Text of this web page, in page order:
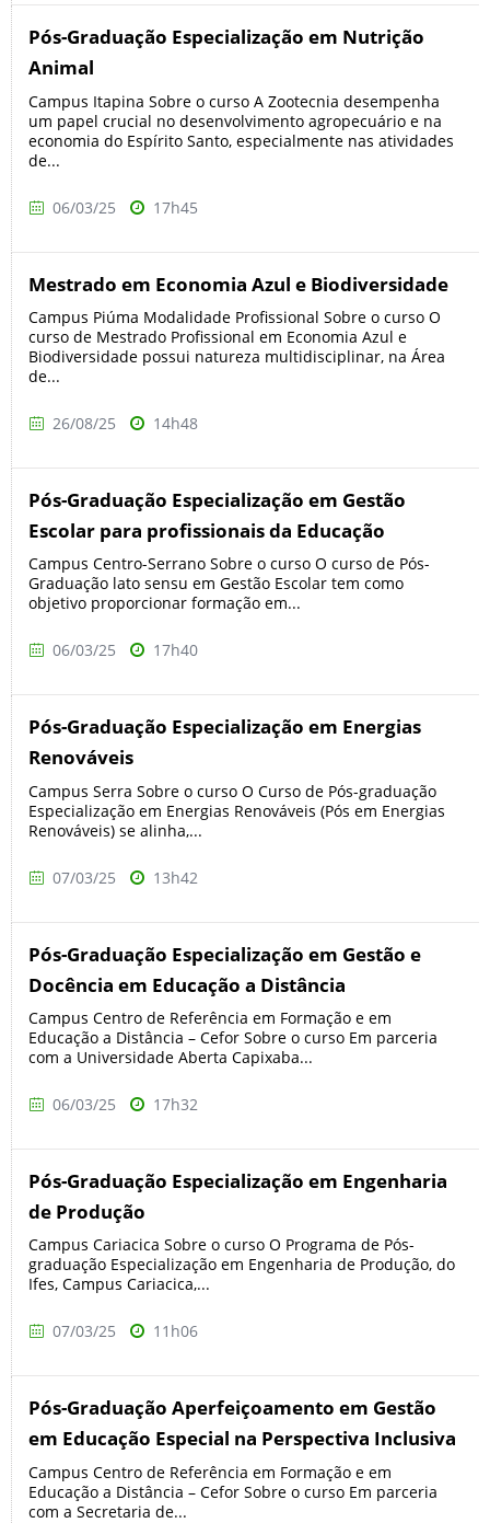
Pós-Graduação Especialização em Nutrição
Animal
Campus Itapina Sobre o curso A Zootecnia desempenha
um papel crucial no desenvolvimento agropecuário e na
economia do Espírito Santo, especialmente nas atividades
de...
06/03/25 17h45
Mestrado em Economia Azul e Biodiversidade
Campus Piúma Modalidade Profissional Sobre o curso O
curso de Mestrado Profissional em Economia Azul e
Biodiversidade possui natureza multidisciplinar, na Área
de...
26/08/25 14h48
Pós-Graduação Especialização em Gestão
Escolar para profissionais da Educação
Campus Centro-Serrano Sobre o curso O curso de Pós-
Graduação lato sensu em Gestão Escolar tem como
objetivo proporcionar formação em...
06/03/25 17h40
Pós-Graduação Especialização em Energias
Renováveis
Campus Serra Sobre o curso O Curso de Pós-graduação
Especialização em Energias Renováveis (Pós em Energias
Renováveis) se alinha,...
07/03/25 13h42
Pós-Graduação Especialização em Gestão e
Docência em Educação a Distância
Campus Centro de Referência em Formação e em
Educação a Distância – Cefor Sobre o curso Em parceria
com a Universidade Aberta Capixaba...
06/03/25 17h32
Pós-Graduação Especialização em Engenharia
de Produção
Campus Cariacica Sobre o curso O Programa de Pós-
graduação Especialização em Engenharia de Produção, do
Ifes, Campus Cariacica,...
07/03/25 11h06
Pós-Graduação Aperfeiçoamento em Gestão
em Educação Especial na Perspectiva Inclusiva
Campus Centro de Referência em Formação e em
Educação a Distância – Cefor Sobre o curso Em parceria
com a Secretaria de...